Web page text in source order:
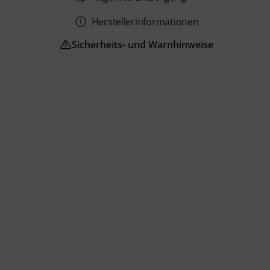
Herstellerinformationen
Sicherheits- und Warnhinweise